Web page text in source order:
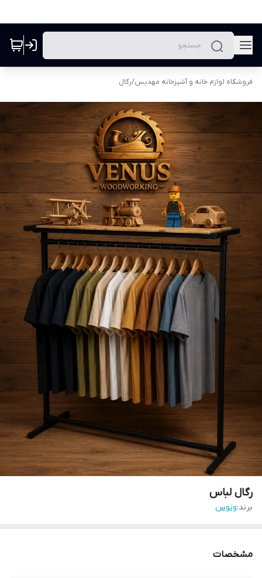
فروشگاه لوازم خانه و آشپزخانه مهدیس/رگال
رگال لباس
برند:ونوس
مشخصات